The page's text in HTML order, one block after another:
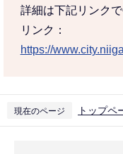
詳細は下記リンクで
リンク：
https://
現在のページ トップペ